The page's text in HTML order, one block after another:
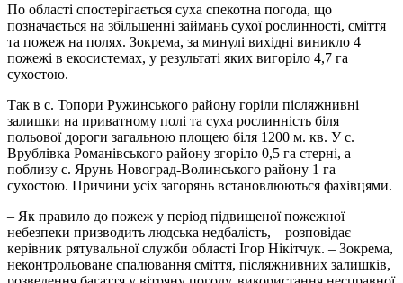
По області спостерігається суха спекотна погода, що
позначається на збільшенні займань сухої рослинності, сміття
та пожеж на полях. Зокрема, за минулі вихідні виникло 4
пожежі в екосистемах, у результаті яких вигоріло 4,7 га
сухостою.
Так в с. Топори Ружинського району горіли післяжнивні
залишки на приватному полі та суха рослинність біля
польової дороги загальною площею біля 1200 м. кв. У с.
Врублівка Романівського району згоріло 0,5 га стерні, а
поблизу с. Ярунь Новоград-Волинського району 1 га
сухостою. Причини усіх загорянь встановлюються фахівцями.
– Як правило до пожеж у період підвищеної пожежної
небезпеки призводить людська недбалість, – розповідає
керівник рятувальної служби області Ігор Нікітчук. – Зокрема,
неконтрольоване спалювання сміття, післяжнивних залишків,